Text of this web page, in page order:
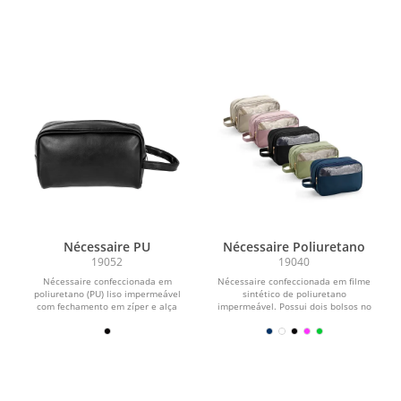
Nécessaire PU
19052
Nécessaire confeccionada em
poliuretano (PU) liso impermeável
com fechamento em zíper e alça
Nécessaire Poliuretano
19040
Nécessaire confeccionada em filme
sintético de poliuretano
impermeável. Possui dois bolsos no